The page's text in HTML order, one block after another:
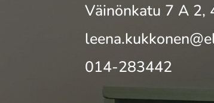
Väinönkatu 7 A 2,
014-283442